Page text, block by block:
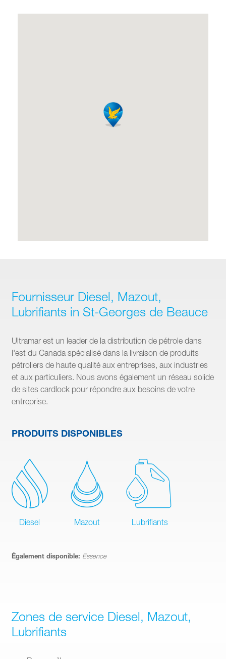
Fournisseur Diesel, Mazout,
Lubrifiants in St-Georges de Beauce
Ultramar est un leader de la distribution de pétrole dans
l'est du Canada spécialisé dans la livraison de produits
pétroliers de haute qualité aux entreprises, aux industries
et aux particuliers. Nous avons également un réseau solide
de sites cardlock pour répondre aux besoins de votre
entreprise.
PRODUITS DISPONIBLES
Diesel Mazout Lubrifiants
Également disponible: Essence
Zones de service Diesel, Mazout,
Lubrifiants